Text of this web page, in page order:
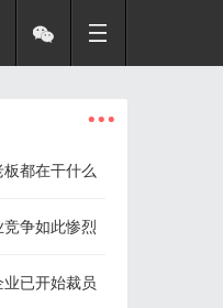
...
都在干什么
争如此惨烈
已开始裁员